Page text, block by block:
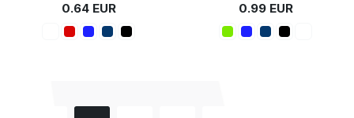
0.64 EUR 0.99 EUR